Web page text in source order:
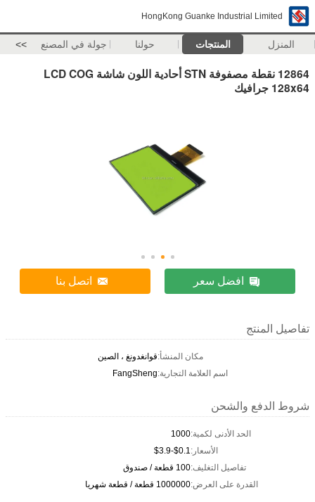
HongKong Guanke Industrial Limited
المنزل المنتجات حولنا جولة في المصنع >>
12864 نقطة مصفوفة STN أحادية اللون شاشة LCD COG
128x64 جرافيك
افضل سعر اتصل بنا
تفاصيل المنتج
مكان المنشأ:قوانغدونغ ، الصين
اسم العلامة التجارية:FangSheng
شروط الدفع والشحن
الحد الأدنى لكمية:1000
الأسعار:$0.1-$3.9
تفاصيل التغليف:100 قطعة / صندوق
القدرة على العرض:1000000 قطعة / قطعة شهريا